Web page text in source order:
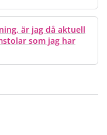
är jag då aktuell
som jag har